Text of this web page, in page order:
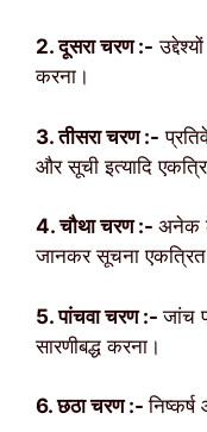
2. दूसरा चरण :-
करना।
3. तीसरा चरण :-
और सूची इत्यादि
4. चौथा चरण :- अनेक
जानकर सूचना
5. पांचवा चरण :-जांच
सारणीबद्ध करना।
6. छठा चरण :-